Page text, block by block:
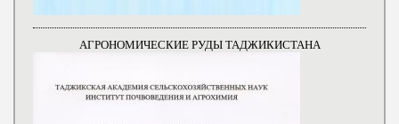
АГРОНОМИЧЕСКИЕ РУДЫ ТАДЖИКИСТАНА